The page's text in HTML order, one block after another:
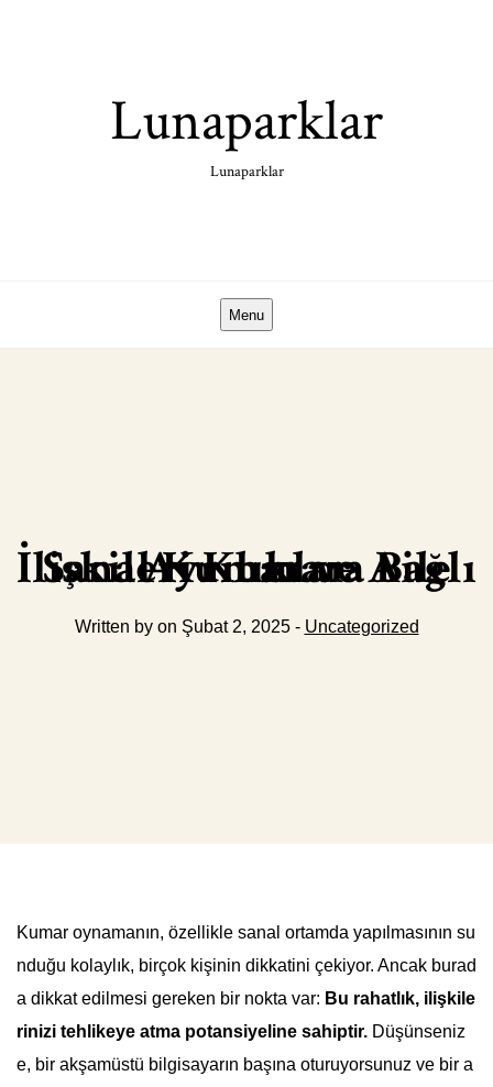
Lunaparklar
Lunaparklar
Menu
Sanal Kumar ve Aile İlişkileri Kumara Bağlı Ayrılıklar
Written by on Şubat 2, 2025 - Uncategorized
Kumar oynamanın, özellikle sanal ortamda yapılmasının su
nduğu kolaylık, birçok kişinin dikkatini çekiyor. Ancak burad
a dikkat edilmesi gereken bir nokta var: Bu rahatlık, ilişkile
rinizi tehlikeye atma potansiyeline sahiptir. Düşünseniz
e, bir akşamüstü bilgisayarın başına oturuyorsunuz ve bir a